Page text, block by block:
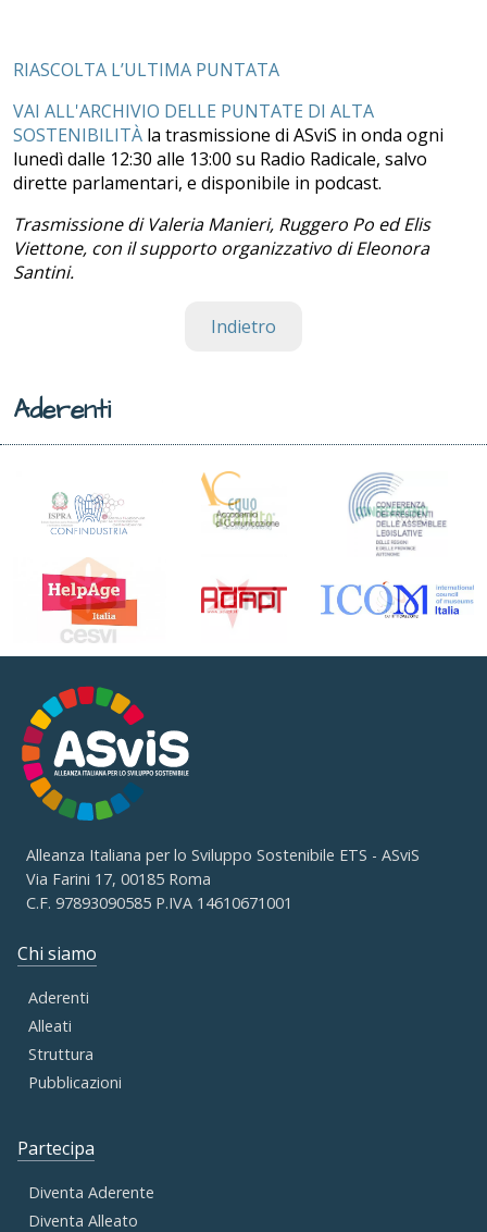
RIASCOLTA L’ULTIMA PUNTATA
VAI ALL'ARCHIVIO DELLE PUNTATE DI ALTA
SOSTENIBILITÀ la trasmissione di ASviS in onda ogni
lunedì dalle 12:30 alle 13:00 su Radio Radicale, salvo
dirette parlamentari, e disponibile in podcast.
Trasmissione di Valeria Manieri, Ruggero Po ed Elis
Viettone, con il supporto organizzativo di Eleonora
Santini.
Indietro
Aderenti
Alleanza Italiana per lo Sviluppo Sostenibile ETS - ASviS
Via Farini 17, 00185 Roma
C.F. 97893090585 P.IVA 14610671001
Chi siamo
Aderenti
Alleati
Struttura
Pubblicazioni
Partecipa
Diventa Aderente
Diventa Alleato